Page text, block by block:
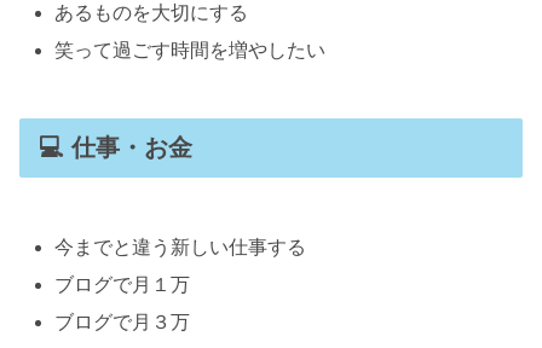
あるものを大切にする
笑って過ごす時間を増やしたい
💻 仕事・お金
今までと違う新しい仕事する
ブログで月１万
ブログで月３万